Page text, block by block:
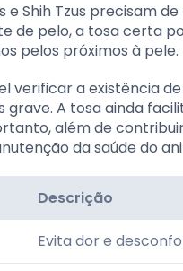
e Shih Tzus precisam
de pelo, a tosa certa
pelos próximos à pele.
verificar a existência
A tosa ainda
além de
da saúde do
Descrição
Evita dor e